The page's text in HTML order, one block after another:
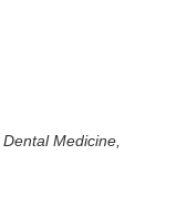
Medicine,